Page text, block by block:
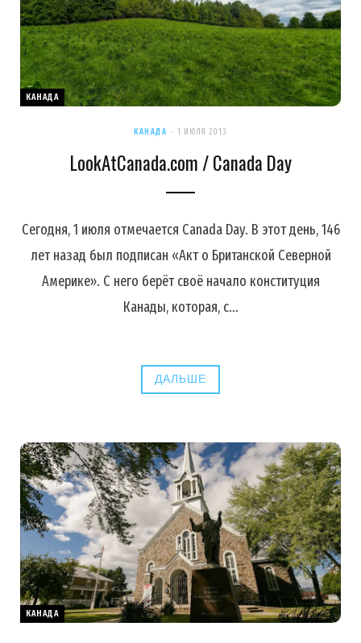
КАНАДА
КАНАДА 1 ИЮЛЯ 2013
LookAtCanada.com / Canada Day
Сегодня, 1 июля отмечается Canada Day. В этот день, 146
лет назад был подписан «Акт о Британской Северной
Америке». С него берёт своё начало конституция
Канады, которая, с…
ДАЛЬШЕ
КАНАДА